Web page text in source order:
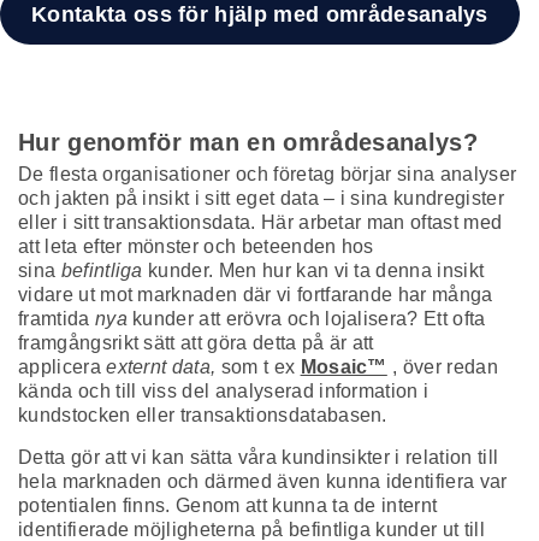
Kontakta oss för hjälp med områdesanalys
Hur genomför man en områdesanalys?
De flesta organisationer och företag börjar sina analyser
och jakten på insikt i sitt eget data – i sina kundregister
eller i sitt transaktionsdata. Här arbetar man oftast med
att leta efter mönster och beteenden hos
sina befintliga kunder. Men hur kan vi ta denna insikt
vidare ut mot marknaden där vi fortfarande har många
framtida nya kunder att erövra och lojalisera? Ett ofta
framgångsrikt sätt att göra detta på är att
appliceraexternt data, som t ex Mosaic™ , över redan
kända och till viss del analyserad information i
kundstocken eller transaktionsdatabasen.
Detta gör att vi kan sätta våra kundinsikter i relation till
hela marknaden och därmed även kunna identifiera var
potentialen finns. Genom att kunna ta de internt
identifierade möjligheterna på befintliga kunder ut till